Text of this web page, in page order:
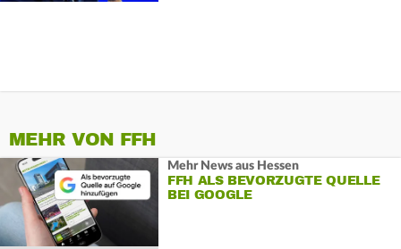
MEHR VON FFH
Mehr News aus Hessen
FFH ALS BEVORZUGTE QUELLE
BEI GOOGLE